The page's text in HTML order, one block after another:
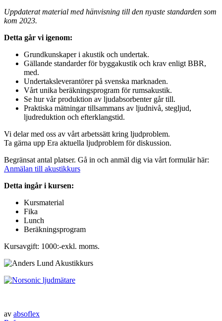
Uppdaterat material med hänvisning till den nyaste standarden som
kom 2023.
Detta går vi igenom:
Grundkunskaper i akustik och undertak.
Gällande standarder för byggakustik och krav enligt BBR,
med.
Undertaksleverantörer på svenska marknaden.
Vårt unika beräkningsprogram för rumsakustik.
Se hur vår produktion av ljudabsorbenter går till.
Praktiska mätningar tillsammans av ljudnivå, stegljud,
ljudreduktion och efterklangstid.
Vi delar med oss av vårt arbetssätt kring ljudproblem.
Ta gärna upp Era aktuella ljudproblem för diskussion.
Begränsat antal platser. Gå in och anmäl dig via vårt formulär här:
Anmälan till akustikkurs
Detta ingår i kursen:
Kursmaterial
Fika
Lunch
Beräkningsprogram
Kursavgift: 1000:-exkl. moms.
av absoflex